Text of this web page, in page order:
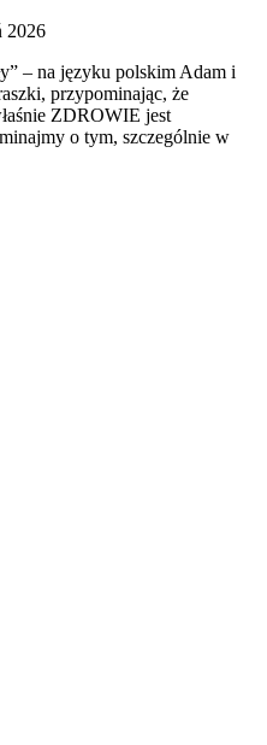
2026
– na języku polskim Adam i
przypominając, że
ZDROWIE jest
o tym, szczególnie w